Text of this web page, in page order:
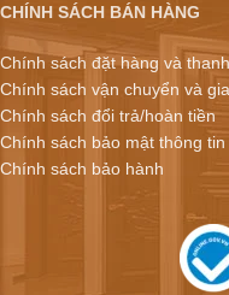
CHÍNH SÁCH BÁN HÀNG
Chính sách đặt hàng và
Chính sách vận chuyển và
Chính sách đổi trả/hoàn tiền
Chính sách bảo mật thông tin
Chính sách bảo hành